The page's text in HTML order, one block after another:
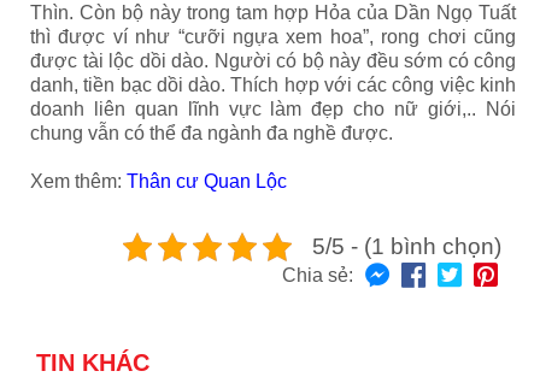
Thìn. Còn bộ này trong tam hợp Hỏa của Dần Ngọ Tuất
thì được ví như “cưỡi ngựa xem hoa”, rong chơi cũng
được tài lộc dồi dào. Người có bộ này đều sớm có công
danh, tiền bạc dồi dào. Thích hợp với các công việc kinh
doanh liên quan lĩnh vực làm đẹp cho nữ giới,.. Nói
chung vẫn có thể đa ngành đa nghề được.
Xem thêm: Thân cư Quan Lộc
5/5 - (1 bình chọn)
Chia sẻ:
TIN KHÁC